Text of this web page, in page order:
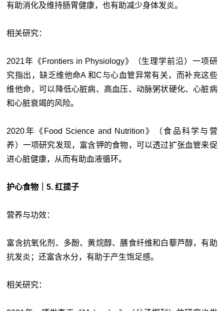
有助消化及维持肠胃健康，也有助减少身体发炎。
相关研究：
2021年《Frontiers in Physiology》（生理学前沿）一项研
究指出，缺乏维他命A 和C与心血管异常有关，而补充这些
维他命，可以降低心脏病、高血压、动脉粥状硬化、心脏病
和心脏衰竭的风险。
2020年《Food Science and Nutrition》（食品科学与营
养）一项研究发现，富含钾的食物，可以透过扩张血管来促
进心脏健康，从而有助血液循环。
护心食物｜5. 红提子
营养与功效：
富含抗氧化剂、多酚、黄烷醇、膳食纤维和白藜芦醇，有助
抗发炎；还富含水分，有助于产生饱足感。
相关研究：